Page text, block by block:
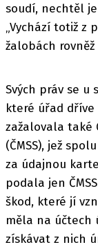
soudí, nechtěl
„Vychází totiž z
žalobách
Svých práv se u
které úřad
zažalovala také
(ČMSS), jež
za údajnou
podala jen
škod, které jí
měla na účtech
získávat z nich